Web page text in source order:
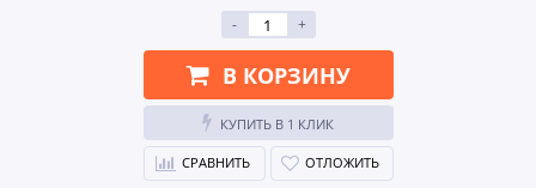
-
+
В КОРЗИНУ
КУПИТЬ В 1 КЛИК
СРАВНИТЬ ОТЛОЖИТЬ